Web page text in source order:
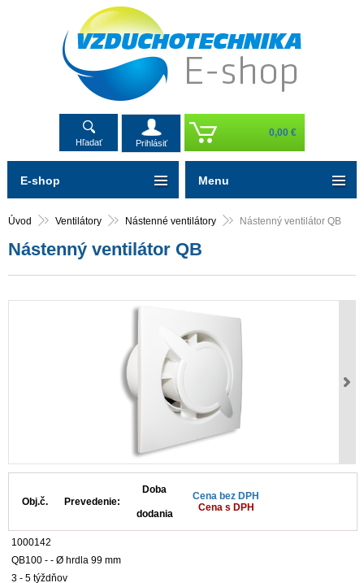
Hľadať Prihlásiť
0,00 €
Úvod Ventilátory Nástenné ventilátory Nástenný ventilátor QB
Nástenný ventilátor QB
Obj.č. Prevedenie:
Doba
dodania
Cena bez DPH
Cena s DPH
1000142
QB100 - - Ø hrdla 99 mm
3 - 5 týždňov
E-shop Menu